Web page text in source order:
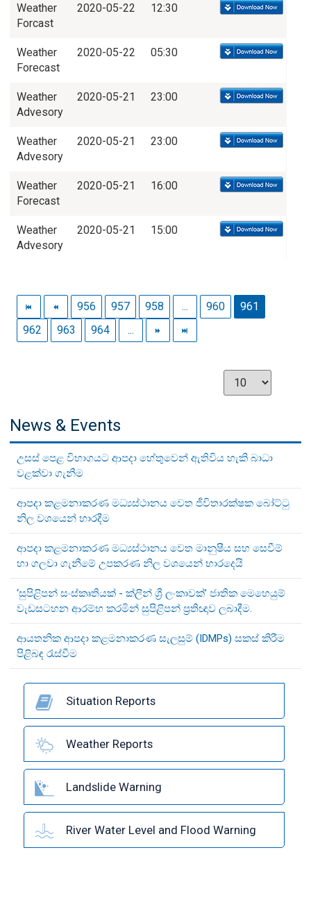
Weather
Forcast
2020-05-22 12:30
Weather
Forecast
2020-05-22 05:30
Weather
Advesory
2020-05-21 23:00
Weather
Advesory
2020-05-21 23:00
Weather
Forecast
2020-05-21 16:00
Weather
Advesory
2020-05-21 15:00
956 957 958 ... 960
961
962
963 964 ...
News & Events
උසස් පෙළ විභාගයට ආපදා හේතුවෙන් ඇතිවිය හැකි බාධා
වළක්වා ගැනීම
ආපදා කළමනාකරණ මධ්‍යස්ථානය වෙත ජීවිතාරක්ෂක බෝට්ටු
නිල වශයෙන් භාරදීම
ආපදා කළමනාකරණ මධ්‍යස්ථානය වෙත මානුෂීය සහ සෙවීම්
හා ගලවා ගැනීමේ උපකරණ නිල වශයෙන් භාරදෙයි
‘සුපිළිපන් සංස්කෘතියක් - ක්ලීන් ශ්‍රී ලංකාවක්’ ජාතික මෙහෙයුම්
වැඩසටහන ආරම්භ කරමින් සුපිළිපන් ප්‍රතිඥාව ලබාදීම.
ආයතනික ආපදා කළමනාකරණ සැලසුම් (IDMPs) සකස් කිරීම
පිළිබඳ රැස්වීම
Situation Reports
Weather Reports
Landslide Warning
River Water Level and Flood Warning